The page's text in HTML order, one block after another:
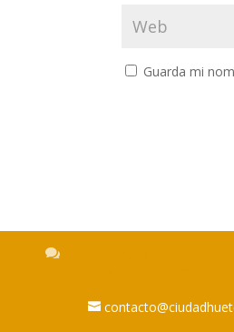
Guarda mi
